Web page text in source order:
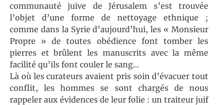
communauté juive de Jérusalem s’est trouvée
l’objet d’une forme de nettoyage ethnique ;
comme dans la Syrie d’aujourd’hui, les « Monsieur
Propre » de toutes obédience font tomber les
pierres et brûlent les manuscrits avec la même
facilité qu’ils font couler le sang…
Là où les curateurs avaient pris soin d’évacuer tout
conflit, les hommes se sont chargés de nous
rappeler aux évidences de leur folie : un traiteur juif